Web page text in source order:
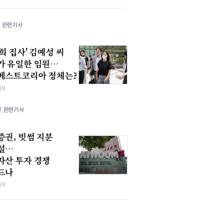
련기사
집사' 김예성 씨
유일한 임원…
스트코리아 정체는?
자
관련기사
권, 빗썸 지분
…
산 투자 경쟁
나
자